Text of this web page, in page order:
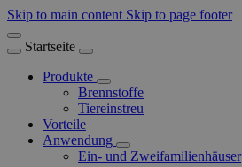
Skip to main content Skip to page footer
Startseite
Produkte
Brennstoffe
Tiereinstreu
Vorteile
Anwendung
Ein- und Zweifamilienhäuser